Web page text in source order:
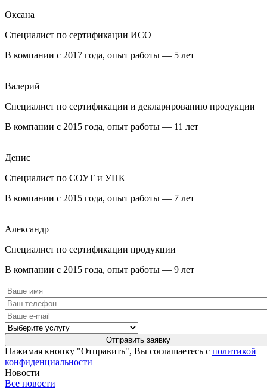
Оксана
Специалист по сертификации ИСО
В компании с 2017 года, опыт работы — 5 лет
Валерий
Специалист по сертификации и декларированию продукции
В компании с 2015 года, опыт работы — 11 лет
Денис
Специалист по СОУТ и УПК
В компании с 2015 года, опыт работы — 7 лет
Александр
Специалист по сертификации продукции
В компании с 2015 года, опыт работы — 9 лет
Нажимая кнопку "Отправить", Вы соглашаетесь с политикой
конфиденциальности
Новости
Все новости